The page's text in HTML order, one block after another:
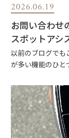
2026.06.19
お問い合わせ
スポットアシ
以前のブログでも
が多い機能のひと